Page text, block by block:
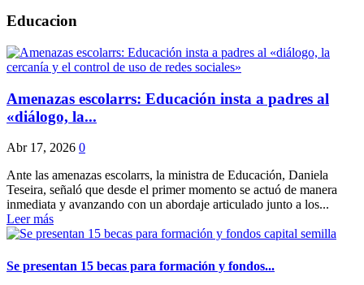
Educacion
Amenazas escolarrs: Educación insta a padres al
«diálogo, la...
Abr 17, 2026 0
Ante las amenazas escolarrs, la ministra de Educación, Daniela
Teseira, señaló que desde el primer momento se actuó de manera
inmediata y avanzando con un abordaje articulado junto a los...
Leer más
Se presentan 15 becas para formación y fondos...